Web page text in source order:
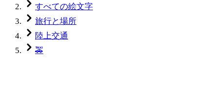
すべての絵文字
旅行と場所
陸上交通
🚕